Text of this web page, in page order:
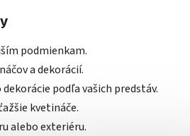
podmienkam.
a dekorácií.
podľa vašich predstáv.
kvetináče.
alebo exteriéru.